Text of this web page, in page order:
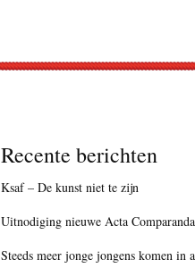
Recente berichten
Ksaf – De kunst niet te zijn
Uitnodiging nieuwe Acta Comparanda
Steeds meer jonge jongens komen in